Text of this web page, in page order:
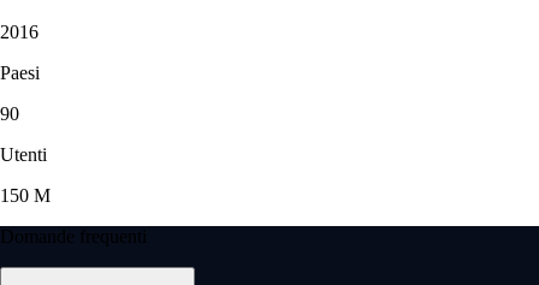
2016
Paesi
90
Utenti
150 M
Domande frequenti